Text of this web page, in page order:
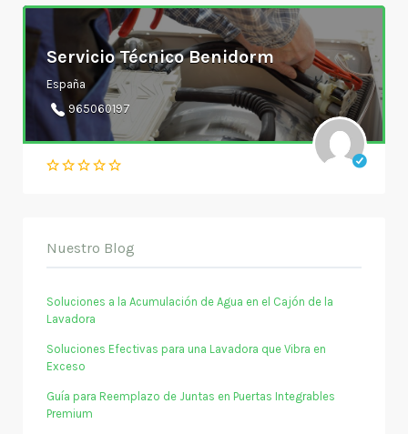
Servicio Técnico Benidorm
España
965060197
Nuestro Blog
Soluciones a la Acumulación de Agua en el Cajón de la
Lavadora
Soluciones Efectivas para una Lavadora que Vibra en
Exceso
Guía para Reemplazo de Juntas en Puertas Integrables
Premium